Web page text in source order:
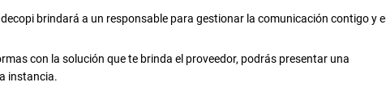
brindará a un responsable para gestionar la comunicación contigo y el
con la solución que te brinda el proveedor, podrás presentar una
instancia.